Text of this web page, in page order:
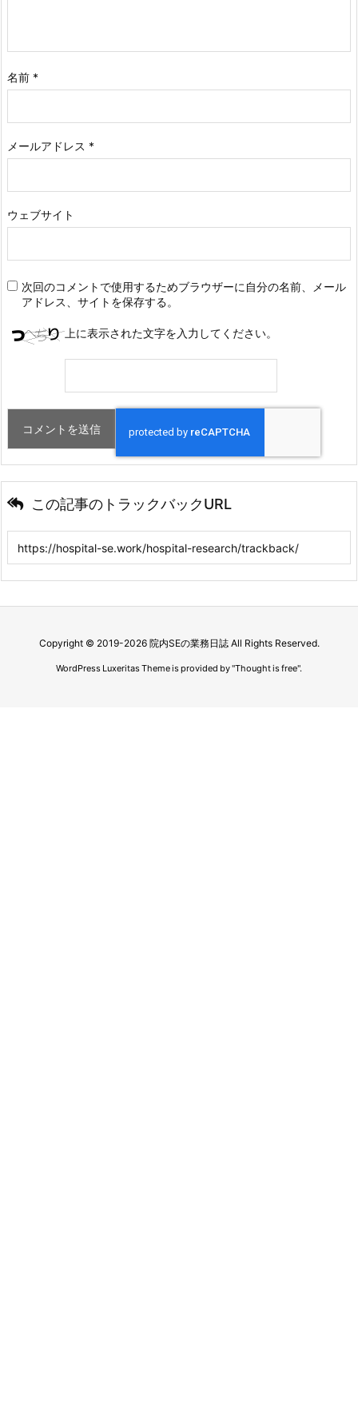
名前 *
メールアドレス *
ウェブサイト
次回のコメントで使用するためブラウザーに自分の名前、メール
アドレス、サイトを保存する。
上に表示された文字を入力してください。
この記事のトラックバックURL
Copyright © 2019-2026 院内SEの業務日誌All Rights Reserved.
WordPress Luxeritas Theme is provided by "Thought is free".